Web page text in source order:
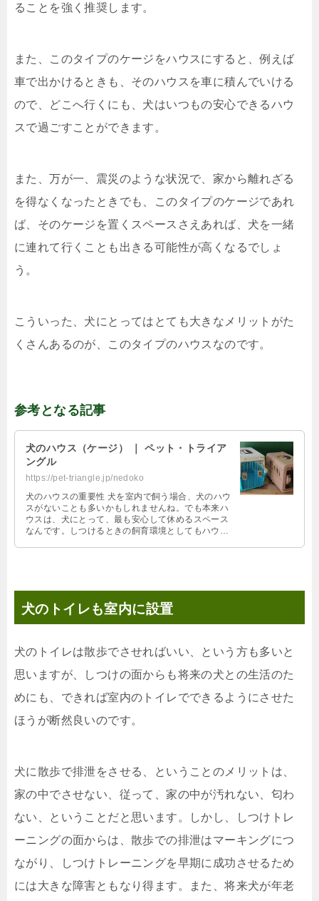
ることを強く推奨します。
また、このタイプのケージをハウスにすると、例えば
車で出かけるときも、そのハウスを車に積んでいける
ので、どこへ行くにも、犬はいつもの安心できるハウ
スで過ごすことができます。
また、万が一、震災のような状況で、家から離れざる
を得なくなったときでも、このタイプのケージであれ
ば、そのケージを置くスペースさえあれば、犬を一緒
に連れて行くことも出きる可能性が高くなるでしょ
う。
こういった、犬にとってはとても大きなメリットがた
くさんあるのが、このタイプのハウスなのです。
参考となる記事
犬のハウス（ケージ） ｜ ペット・トライア
ングル
https://pet-triangle.jp/nedoko
犬のハウスの重要性 犬を室内で飼う場合、犬のハウ
スがないことも多いかもしれませんね。でも本来ハ
ウスは、犬にとって、最も安心して休めるスペース
なんです。しつけるときの飼育環境としてもハウス
犬のトイレも室内に設置
犬のトイレは散歩でさせればいい、という方も多いと
思いますが、しつけの面からも将来の犬との生活のた
めにも、できれば室内のトイレでできるようにさせた
ほうが断然良いのです。
犬に散歩で排泄をさせる、ということのメリットは、
家の中でさせない、従って、家の中が汚れない、匂わ
ない、ということだと思います。しかし、しつけトレ
ーニングの面からは、散歩での排泄はマーキングにつ
ながり、しつけトレーニングを早期に成功させるため
には大きな障害ともなり得ます。また、将来犬が年老